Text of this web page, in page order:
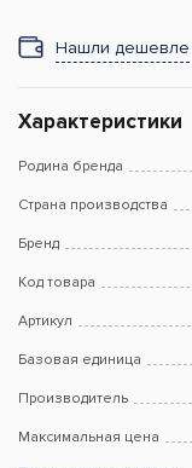
Нашли дешевле
Характеристики
Родина бренда
Страна производства
Бренд
Код товара
Артикул
Базовая единица
Производитель
Максимальная цена